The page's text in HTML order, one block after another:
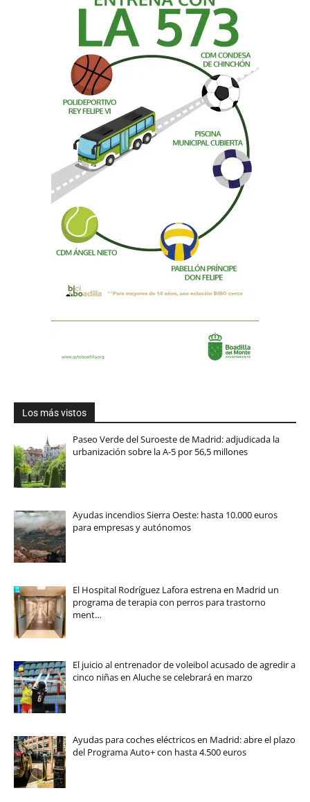
Los más vistos
Paseo Verde del Suroeste de Madrid: adjudicada la
urbanización sobre la A-5 por 56,5 millones
Ayudas incendios Sierra Oeste: hasta 10.000 euros
para empresas y autónomos
El Hospital Rodríguez Lafora estrena en Madrid un
programa de terapia con perros para trastorno
ment…
El juicio al entrenador de voleibol acusado de agredir a
cinco niñas en Aluche se celebrará en marzo
Ayudas para coches eléctricos en Madrid: abre el plazo
del Programa Auto+ con hasta 4.500 euros